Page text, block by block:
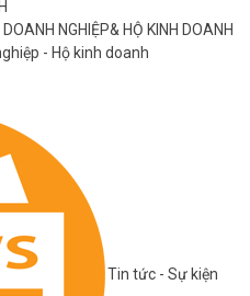
NGHIỆP& HỘ KINH DOANH
- Hộ kinh doanh
Tin tức - Sự kiện